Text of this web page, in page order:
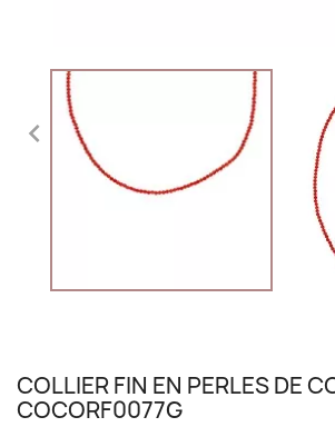

COLLIER FIN EN PERLES DE
COCORF0077G